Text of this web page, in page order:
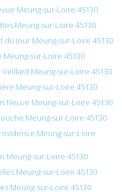
Meung-sur-Loire 45130
Meung-sur-Loire 45130
Jour Meung-sur-Loire 45130
sur-Loire 45130
Meung-sur-Loire 45130
Meung-sur-Loire 45130
Neuve Meung-sur-Loire 45130
Meung-sur-Loire 45130
Meung-sur-Loire
Meung-sur-Loire 45130
Meung-sur-Loire 45130
Meung-sur-Loire 45130